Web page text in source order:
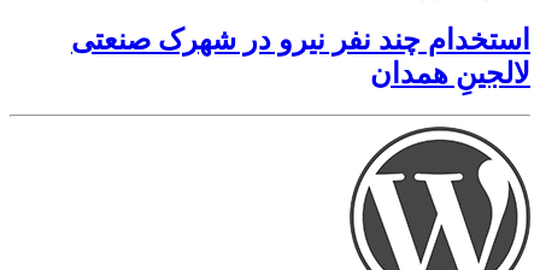
استخدام چند نفر نیرو در شهرک صنعتی
لالجینِ همدان